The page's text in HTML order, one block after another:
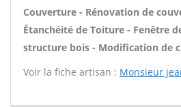
Couverture - Rénovation de
Étanchéité de Toiture - Fenêtre
structure bois - Modification de
Voir la fiche artisan : Monsieur